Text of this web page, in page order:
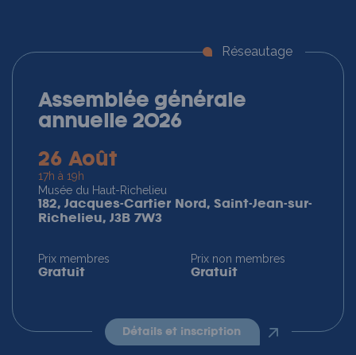
Réseautage
Assemblée générale
annuelle 2026
26 Août
17h à 19h
Musée du Haut-Richelieu
182, Jacques-Cartier Nord, Saint-Jean-sur-
Richelieu, J3B 7W3
Prix membres
Gratuit
Prix non membres
Gratuit
détails et inscription